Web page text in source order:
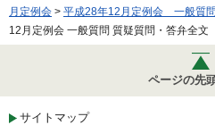
月定例会 > 平成28年12月定例会 一般質
12月定例会 一般質問 質疑質問・答弁全文
ページの先
サイトマップ